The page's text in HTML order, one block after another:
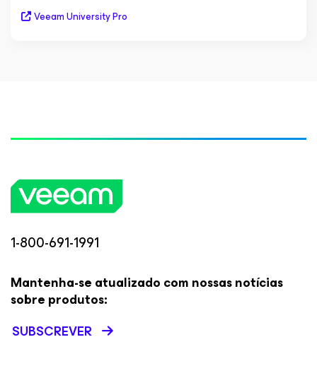
Veeam University Pro
1-800-691-1991
Mantenha-se atualizado com nossas notícias
sobre produtos:
SUBSCREVER